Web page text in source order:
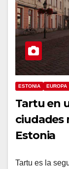
ESTONIA EUROPA
Tartu en
ciudades
Estonia
Tartu es la